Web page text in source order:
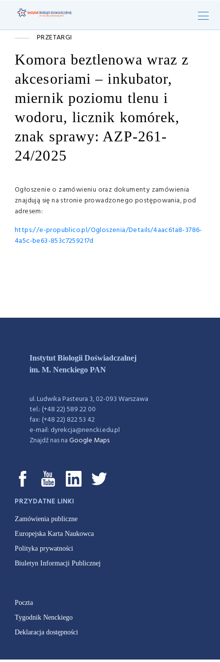
PRZETARGI
Komora beztlenowa wraz z
akcesoriami – inkubator,
miernik poziomu tlenu i
wodoru, licznik komórek,
znak sprawy: AZP-261-
24/2025
Ogłoszenie o zamówieniu oraz dokumenty zamówienia
znajdują się na stronie prowadzonego postępowania, pod
adresem:
https://e-propublico.pl/Ogloszenia/Details/4aac61a8-3786-
4a5c-be63-853c7259217d
Instytut Biologii Doświadczalnej
im. M. Nenckiego PAN
ul. Ludwika Pasteura 3, 02-093 Warszawa
tel.: (+48 22) 589 22 00
fax: (+48 22) 822 53 42
e-mail: dyrekcja@nencki.edu.pl
Znajdź nas naGoogle Maps
PRZYDATNE LINKI
Zamówienia publiczne
Europejska Karta Naukowca
Polityka prywatności
Biuletyn Informacji Publicznej
Poczta
Tygodnik Nenckiego
Deklaracja dostępności